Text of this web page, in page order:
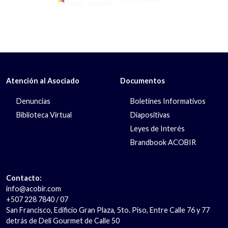
Atención al Asociado
Denuncias
Biblioteca Virtual
Documentos
Boletines Informativos
Diapositivas
Leyes de Interés
Brandbook ACOBIR
Contacto:
info@acobir.com
+507 228 7840 / 07
San Francisco, Edificio Gran Plaza, 5to. Piso, Entre Calle 76 y 77
detrás de Deli Gourmet de Calle 50